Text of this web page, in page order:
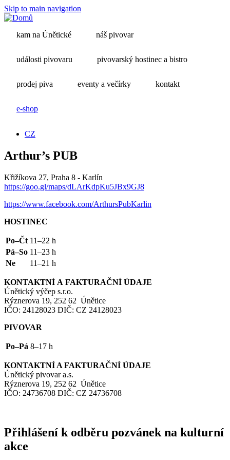
Skip to main navigation
kam na Únětické náš pivovar
události pivovaru pivovarský hostinec a bistro
prodej piva eventy a večírky kontakt
e-shop
CZ
Arthur’s PUB
Křižíkova 27, Praha 8 - Karlín
https://goo.gl/maps/dLArKdpKu5JBx9GJ8
https://www.facebook.com/ArthursPubKarlin
HOSTINEC
Po–Čt 11–22 h
Pá–So 11–23 h
Ne
11–21 h
KONTAKTNÍ A FAKTURAČNÍ ÚDAJE
Únětický výčep s.r.o.
Rýznerova 19, 252 62 Únětice
IČO: 24128023 DIČ: CZ 24128023
PIVOVAR
Po–Pá 8–17 h
KONTAKTNÍ A FAKTURAČNÍ ÚDAJE
Únětický pivovar a.s.
Rýznerova 19, 252 62 Únětice
IČO: 24736708 DIČ: CZ 24736708
Přihlášení k odběru pozvánek na kulturní
akce